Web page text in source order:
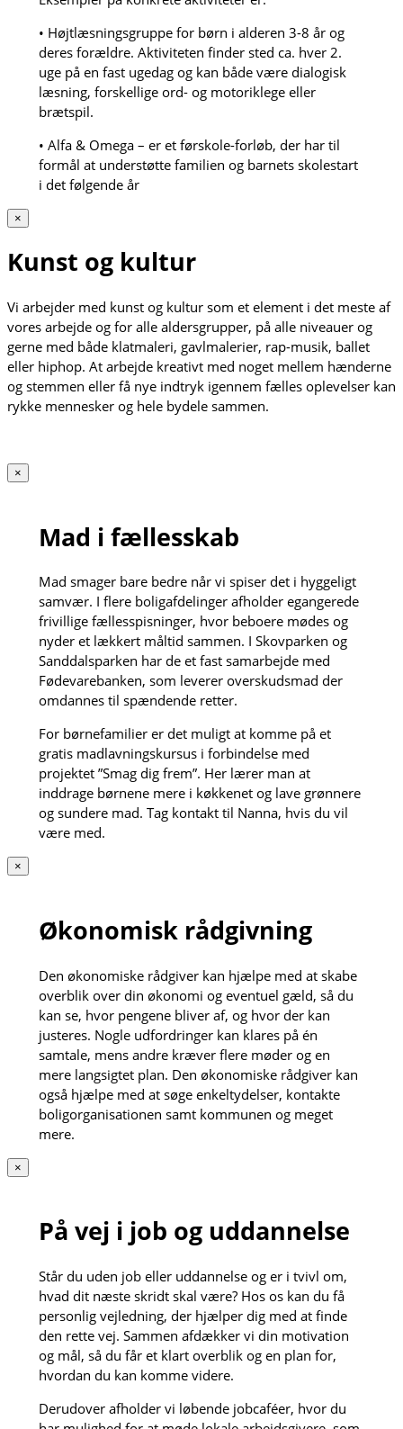
• Højtlæsningsgruppe for børn i alderen 3-8 år og
deres forældre. Aktiviteten finder sted ca. hver 2.
uge på en fast ugedag og kan både være dialogisk
læsning, forskellige ord- og motoriklege eller
brætspil.
• Alfa & Omega – er et førskole-forløb, der har til
formål at understøtte familien og barnets skolestart
i det følgende år
×
Kunst og kultur
Vi arbejder med kunst og kultur som et element i det meste af
vores arbejde og for alle aldersgrupper, på alle niveauer og
gerne med både klatmaleri, gavlmalerier, rap-musik, ballet
eller hiphop. At arbejde kreativt med noget mellem hænderne
og stemmen eller få nye indtryk igennem fælles oplevelser kan
rykke mennesker og hele bydele sammen.
×
Mad i fællesskab
Mad smager bare bedre når vi spiser det i hyggeligt
samvær. I flere boligafdelinger afholder egangerede
frivillige fællesspisninger, hvor beboere mødes og
nyder et lækkert måltid sammen. I Skovparken og
Sanddalsparken har de et fast samarbejde med
Fødevarebanken, som leverer overskudsmad der
omdannes til spændende retter.
For børnefamilier er det muligt at komme på et
gratis madlavningskursus i forbindelse med
projektet ”Smag dig frem”. Her lærer man at
inddrage børnene mere i køkkenet og lave grønnere
og sundere mad. Tag kontakt til Nanna, hvis du vil
være med.
×
Økonomisk rådgivning
Den økonomiske rådgiver kan hjælpe med at skabe
overblik over din økonomi og eventuel gæld, så du
kan se, hvor pengene bliver af, og hvor der kan
justeres. Nogle udfordringer kan klares på én
samtale, mens andre kræver flere møder og en
mere langsigtet plan. Den økonomiske rådgiver kan
også hjælpe med at søge enkeltydelser, kontakte
boligorganisationen samt kommunen og meget
mere.
×
På vej i job og uddannelse
Står du uden job eller uddannelse og er i tvivl om,
hvad dit næste skridt skal være? Hos os kan du få
personlig vejledning, der hjælper dig med at finde
den rette vej. Sammen afdækker vi din motivation
og mål, så du får et klart overblik og en plan for,
hvordan du kan komme videre.
Derudover afholder vi løbende jobcaféer, hvor du